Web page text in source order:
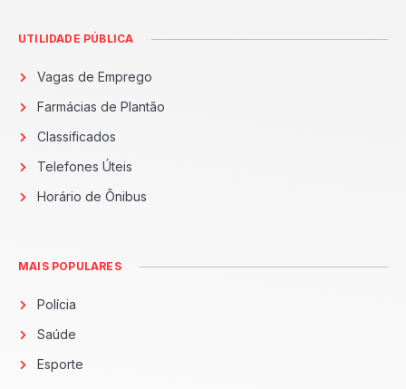
UTILIDADE PÚBLICA
Vagas de Emprego
Farmácias de Plantão
Classificados
Telefones Úteis
Horário de Ônibus
MAIS POPULARES
Polícia
Saúde
Esporte